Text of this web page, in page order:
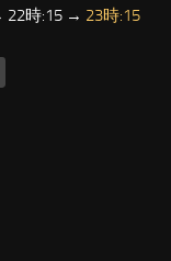
22時:15 → 23時:15